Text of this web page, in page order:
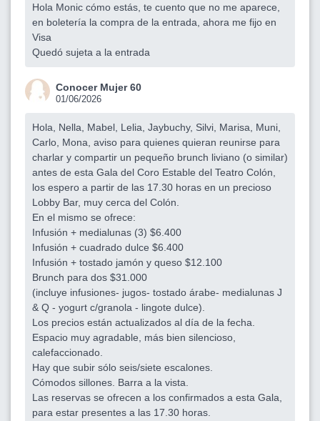
Hola Monic cómo estás, te cuento que no me aparece,
en boletería la compra de la entrada, ahora me fijo en
Visa
Quedó sujeta a la entrada
Conocer Mujer 60
01/06/2026
Hola, Nella, Mabel, Lelia, Jaybuchy, Silvi, Marisa, Muni,
Carlo, Mona, aviso para quienes quieran reunirse para
charlar y compartir un pequeño brunch liviano (o similar)
antes de esta Gala del Coro Estable del Teatro Colón,
los espero a partir de las 17.30 horas en un precioso
Lobby Bar, muy cerca del Colón.
En el mismo se ofrece:
Infusión + medialunas (3) $6.400
Infusión + cuadrado dulce $6.400
Infusión + tostado jamón y queso $12.100
Brunch para dos $31.000
(incluye infusiones- jugos- tostado árabe- medialunas J
& Q - yogurt c/granola - lingote dulce).
Los precios están actualizados al día de la fecha.
Espacio muy agradable, más bien silencioso,
calefaccionado.
Hay que subir sólo seis/siete escalones.
Cómodos sillones. Barra a la vista.
Las reservas se ofrecen a los confirmados a esta Gala,
para estar presentes a las 17.30 horas.